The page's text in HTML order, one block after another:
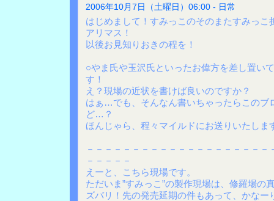
2006年10月7日（土曜日）06:00 - 日常
はじめまして！すみっこのそのまたすみっこ
アリマス！
以後お見知りおきの程を！
○やま氏や玉沢氏といったお偉方を差し置い
す！
え？現場の近状を書けば良いのですか？
はぁ…でも、そんなん書いちゃったらこのブ
ど…？
ほんじゃら、程々マイルドにお送りいたしま
－－－－－－－－－－－－－－－－－－－
－－－－－
えーと、こちら現場です。
ただいま”すみっこ”の製作現場は、修羅場の
ズバリ！先の発売延期の件もあって、かなー